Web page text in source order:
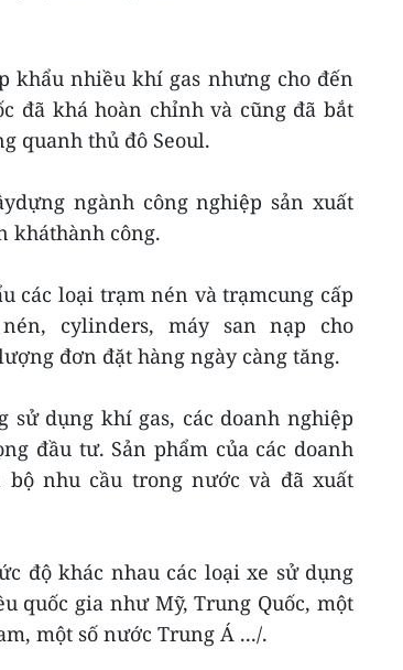
khẩu nhiều khí gas nhưng cho đến
đã khá hoàn chỉnh và cũng đã bắt
quanh thủ đô Seoul.
ngành công nghiệp sản xuất
kháthành công.
các loại trạm nén và trạmcung cấp
cylinders, máy san nạp cho
đơn đặt hàng ngày càng tăng.
sử dụng khí gas, các doanh nghiệp
đầu tư. Sản phẩm của các doanh
nhu cầu trong nước và đã xuất
độ khác nhau các loại xe sử dụng
quốc gia như Mỹ, Trung Quốc, một
một số nước Trung Á .../.